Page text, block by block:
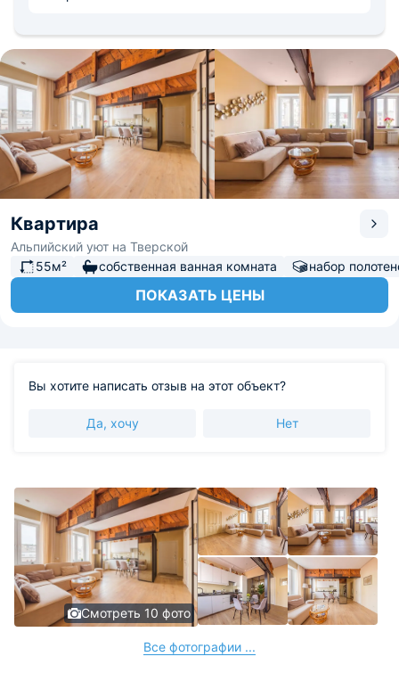
Квартира
Альпийский уют на Тверской
55м²
собственная ванная комната набор
ПОКАЗАТЬ ЦЕНЫ
Вы хотите написать отзыв на этот объект?
Да, хочу Нет
Смотреть 10 фото
Все фотографии ...